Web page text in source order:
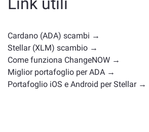
posizioni di mercato simili.
scambio.
Cardano (ADA) scambi →
Stellar (XLM) scambio →
Come funziona ChangeNOW →
Miglior portafoglio per ADA →
Portafoglio iOS e Android per Stellar →